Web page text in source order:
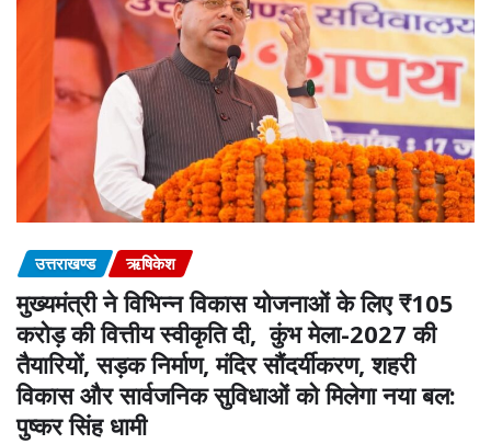
उत्तराखण्ड ऋषिकेश
मुख्यमंत्री ने विभिन्न विकास योजनाओं के लिए ₹105
करोड़ की वित्तीय स्वीकृति दी, कुंभ मेला-2027 की
तैयारियों, सड़क निर्माण, मंदिर सौंदर्यीकरण, शहरी
विकास और सार्वजनिक सुविधाओं को मिलेगा नया बल:
पुष्कर सिंह धामी